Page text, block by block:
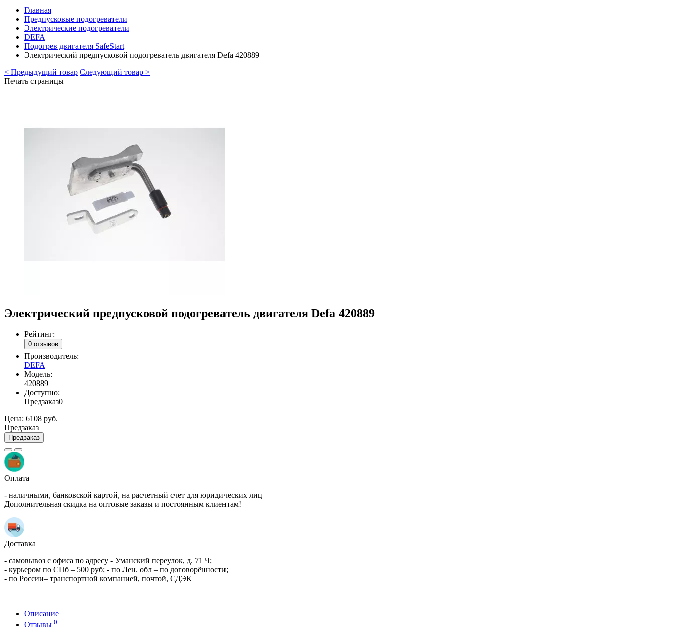
Главная
Предпусковые подогреватели
Электрические подогреватели
DEFA
Подогрев двигателя SafeStart
Электрический предпусковой подогреватель двигателя Defa 420889
< Предыдущий товар Следующий товар >
Печать страницы
Электрический предпусковой подогреватель двигателя Defa 420889
Рейтинг:
0 отзывов
Производитель:
DEFA
Модель:
420889
Доступно:
Предзаказ0
Цена: 6108 руб.
Предзаказ
Предзаказ
Оплата
- наличными, банковской картой, на расчетный счет для юридических лиц
Дополнительная скидка на оптовые заказы и постоянным клиентам!
Доставка
- самовывоз с офиса по адресу - Уманский переулок, д. 71 Ч;
- курьером по СПб – 500 руб; - по Лен. обл – по договорённости;
- по России– транспортной компанией, почтой, СДЭК
Описание
Отзывы 0